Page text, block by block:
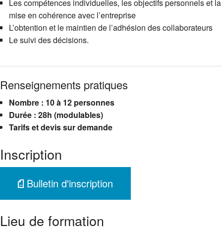
Les compétences individuelles, les objectifs personnels et la
mise en cohérence avec l’entreprise
L’obtention et le maintien de l’adhésion des collaborateurs
Le suivi des décisions.
Renseignements pratiques
Nombre : 10 à 12 personnes
Durée : 28h (modulables)
Tarifs et devis sur demande
Inscription
Bulletin d'inscription
Lieu de formation